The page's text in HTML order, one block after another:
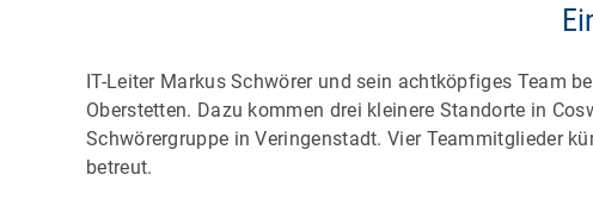
IT-Leiter Markus Schwörer und sein achtköpfiges Team
Oberstetten. Dazu kommen drei kleinere Standorte in
Schwörergruppe in Veringenstadt. Vier Teammitglieder
betreut.